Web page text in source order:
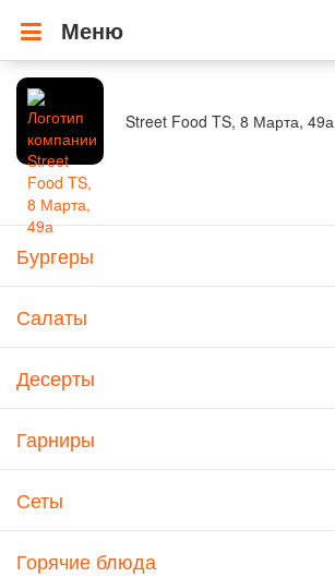
Меню
Street Food TS, 8 Марта, 49а
Бургеры
Салаты
Десерты
Гарниры
Сеты
Горячие блюда